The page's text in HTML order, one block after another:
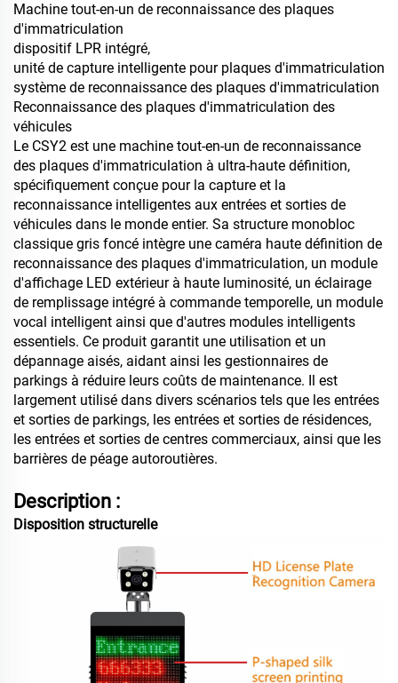
Machine tout-en-un de reconnaissance des plaques
d'immatriculation
dispositif LPR intégré,
unité de capture intelligente pour plaques d'immatriculation
système de reconnaissance des plaques d'immatriculation
Reconnaissance des plaques d'immatriculation des
véhicules
Le CSY2 est une machine tout-en-un de reconnaissance
des plaques d'immatriculation à ultra-haute définition,
spécifiquement conçue pour la capture et la
reconnaissance intelligentes aux entrées et sorties de
véhicules dans le monde entier. Sa structure monobloc
classique gris foncé intègre une caméra haute définition de
reconnaissance des plaques d'immatriculation, un module
d'affichage LED extérieur à haute luminosité, un éclairage
de remplissage intégré à commande temporelle, un module
vocal intelligent ainsi que d'autres modules intelligents
essentiels. Ce produit garantit une utilisation et un
dépannage aisés, aidant ainsi les gestionnaires de
parkings à réduire leurs coûts de maintenance. Il est
largement utilisé dans divers scénarios tels que les entrées
et sorties de parkings, les entrées et sorties de résidences,
les entrées et sorties de centres commerciaux, ainsi que les
barrières de péage autoroutières.
Description :
Disposition structurelle